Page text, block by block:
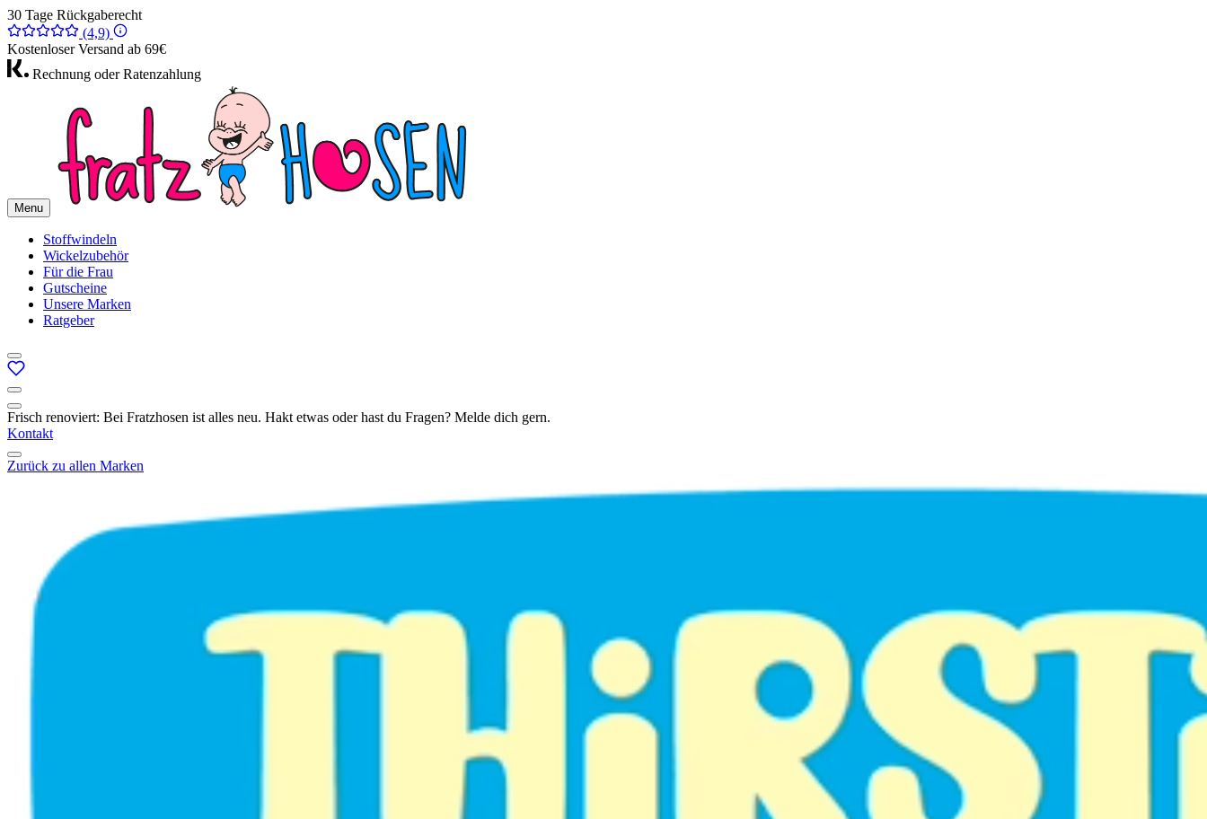
30 Tage Rückgaberecht
(4,9)
Kostenloser Versand ab 69€
Rechnung oder Ratenzahlung
Menu
Stoffwindeln
Wickelzubehör
Für die Frau
Gutscheine
Unsere Marken
Ratgeber
Frisch renoviert: Bei Fratzhosen ist alles neu. Hakt etwas oder hast du Fragen? Melde dich gern.
Kontakt
Zurück zu allen Marken